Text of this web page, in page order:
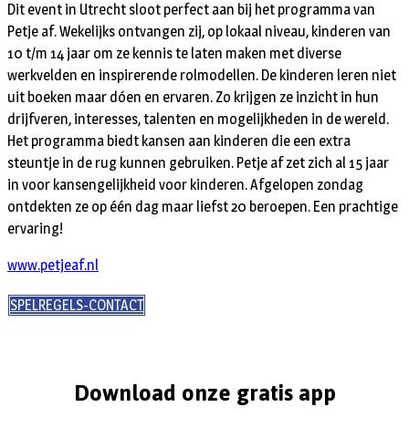
Dit event in Utrecht sloot perfect aan bij het programma van
Petje af. Wekelijks ontvangen zij, op lokaal niveau, kinderen van
10 t/m 14 jaar om ze kennis te laten maken met diverse
werkvelden en inspirerende rolmodellen. De kinderen leren niet
uit boeken maar dóen en ervaren. Zo krijgen ze inzicht in hun
drijfveren, interesses, talenten en mogelijkheden in de wereld.
Het programma biedt kansen aan kinderen die een extra
steuntje in de rug kunnen gebruiken. Petje af zet zich al 15 jaar
in voor kansengelijkheid voor kinderen. Afgelopen zondag
ontdekten ze op één dag maar liefst 20 beroepen. Een prachtige
ervaring!
www.petjeaf.nl
SPELREGELS-CONTACT
Download onze gratis app